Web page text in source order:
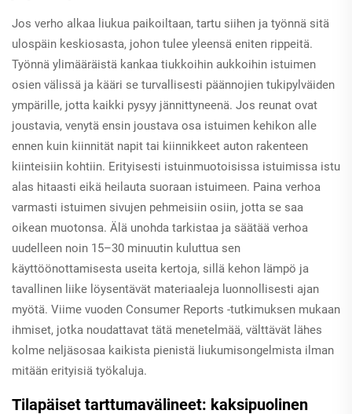
Jos verho alkaa liukua paikoiltaan, tartu siihen ja työnnä sitä
ulospäin keskiosasta, johon tulee yleensä eniten rippeitä.
Työnnä ylimääräistä kankaa tiukkoihin aukkoihin istuimen
osien välissä ja kääri se turvallisesti päännojien tukipylväiden
ympärille, jotta kaikki pysyy jännittyneenä. Jos reunat ovat
joustavia, venytä ensin joustava osa istuimen kehikon alle
ennen kuin kiinnität napit tai kiinnikkeet auton rakenteen
kiinteisiin kohtiin. Erityisesti istuinmuotoisissa istuimissa istu
alas hitaasti eikä heilauta suoraan istuimeen. Paina verhoa
varmasti istuimen sivujen pehmeisiin osiin, jotta se saa
oikean muotonsa. Älä unohda tarkistaa ja säätää verhoa
uudelleen noin 15–30 minuutin kuluttua sen
käyttöönottamisesta useita kertoja, sillä kehon lämpö ja
tavallinen liike löysentävät materiaaleja luonnollisesti ajan
myötä. Viime vuoden Consumer Reports -tutkimuksen mukaan
ihmiset, jotka noudattavat tätä menetelmää, välttävät lähes
kolme neljäsosaa kaikista pienistä liukumisongelmista ilman
mitään erityisiä työkaluja.
Tilapäiset tarttumavälineet: kaksipuolinen